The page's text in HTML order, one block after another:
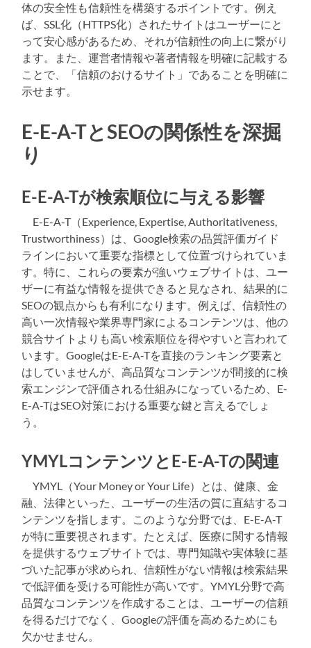
体の安全性も信頼性を構築するポイントです。例え
ば、SSL化（HTTPS化）されたサイトはユーザーにと
って安心感があるため、それが信頼性の向上に繋がり
ます。また、運営者情報や著者情報を明確に記載する
ことで、「信頼のおけるサイト」であることを明確に
示せます。
E-E-A-TとSEOの関係性を深掘
り
E-E-A-Tが検索順位に与える影響
E-E-A-T（Experience, Expertise, Authoritativeness,
Trustworthiness）は、Google検索の品質評価ガイド
ラインにおいて重要な指標として位置づけられていま
す。特に、これらの要素が強いウェブサイトは、ユー
ザーに有益な情報を提供できると見なされ、結果的に
SEOの観点からも有利になります。例えば、信頼性の
高い一次情報や業界専門家によるコンテンツは、他の
競合サイトよりも高い検索順位を得やすいと言われて
います。GoogleはE-E-A-Tを直接のランキング要素と
はしていませんが、高品質なコンテンツが間接的に検
索エンジンで評価される仕組みになっているため、E-
E-A-TはSEO対策における重要な鍵と言えるでしょ
う。
YMYLコンテンツとE-E-A-Tの関連
YMYL（Your Money or Your Life）とは、健康、金
融、法律といった、ユーザーの生活の質に直結するコ
ンテンツを指します。このような分野では、E-E-A-T
が特に重要視されます。たとえば、医療に関する情報
を提供するウェブサイトでは、専門知識や実体験に基
づいた記事が求められ、信頼性がない情報は検索結果
で低評価を受ける可能性が高いです。YMYL分野で高
品質なコンテンツを作成することは、ユーザーの信頼
を得るだけでなく、Googleの評価を高めるためにも
欠かせません。